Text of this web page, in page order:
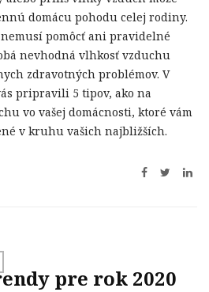
domácu pohodu celej rodiny.
pomôcť ani pravidelné
nevhodná vlhkosť vzduchu
zdravotných problémov. V
pripravili 5 tipov, ako na
vo vašej domácnosti, ktoré vám
v kruhu vašich najbližších.
pre rok 2020